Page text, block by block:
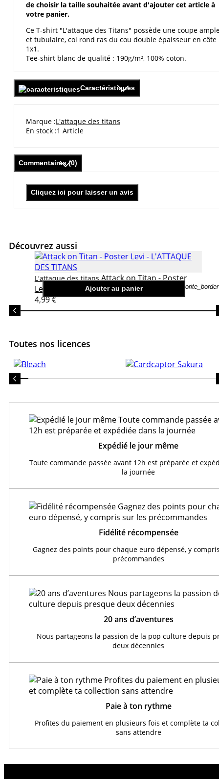
de choisir la taille souhaitée avant d'ajouter cet article à
votre panier.
Ce T-shirt "L'attaque des Titans" possède une coupe
et tubulaire, col rond ras du cou double épaisseur en côte
1x1.
Tee-shirt blanc de qualité : 190g/m², 100% coton.
Caractéristiques
Marque L'attaque des titans
En stock 1 Article
Commentaires (0)
Cliquez ici pour laisser un avis
Découvrez aussi
Ajouter au panier favorite_border
L'attaque des titansAttack on Titan - Poster
Levi
4,99 €
Toutes nos licences
Expédié le jour même
Toute commande passée avant 12h est préparée et
la journée
Fidélité récompensée
Gagnez des points pour chaque euro dépensé, y
précommandes
20 ans d’aventures
Nous partageons la passion de la pop culture depuis
deux décennies
Paie à ton rythme
Profites du paiement en plusieurs fois et complète ta
sans attendre